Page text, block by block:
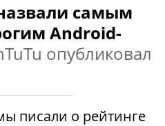
самым
Android-
опубликовал
писали о рейтинге